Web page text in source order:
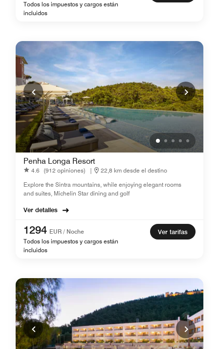
Todos los impuestos y cargos están
incluidos
Penha Longa Resort
4.6 (912 opiniones) |
22,8 km desde el destino
Explore the Sintra mountains, while enjoying elegant rooms
and suites, Michelin Star dining and golf
Ver detalles
1294 EUR / Noche
Todos los impuestos y cargos están
incluidos
Ver tarifas